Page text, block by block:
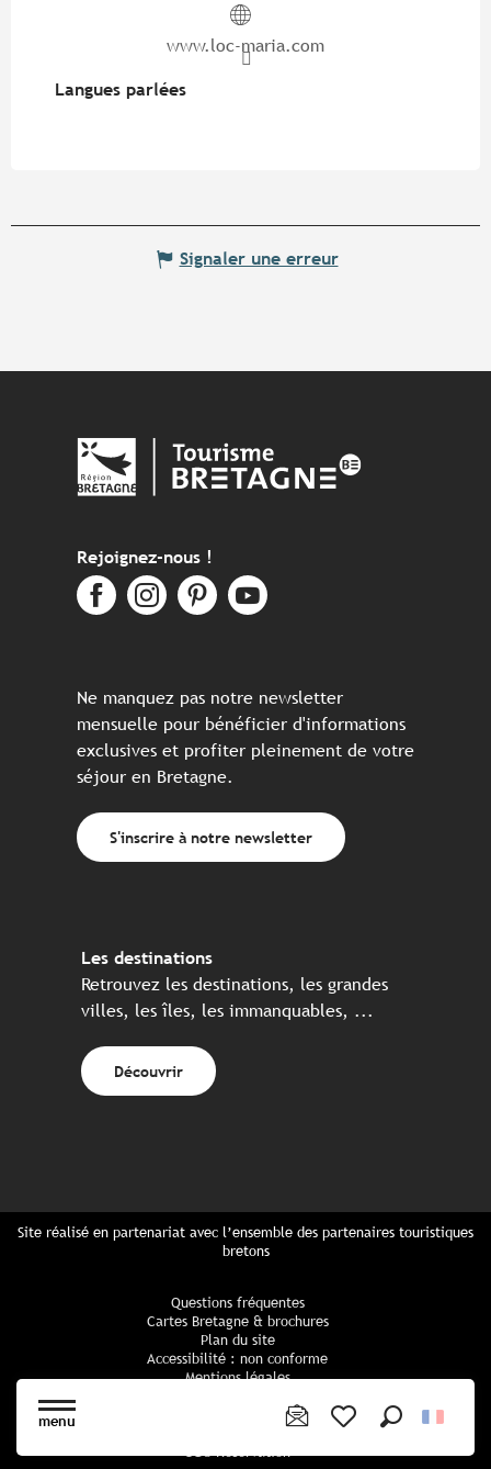
menu
www.loc-maria.com
Langues parlées
Langues parlées
Signaler une erreur
Rejoignez-nous !
Ne manquez pas notre newsletter
mensuelle pour bénéficier d'informations
exclusives et profiter pleinement de votre
séjour en Bretagne.
S'inscrire à notre newsletter
Les destinations
Retrouvez les destinations, les grandes
villes, les îles, les immanquables, ...
Découvrir
Site réalisé en partenariat avec l’ensemble des partenaires touristiques
bretons
Questions fréquentes
Cartes Bretagne & brochures
Plan du site
Accessibilité : non conforme
Mentions légales
Politique cookies
CGU Réservation